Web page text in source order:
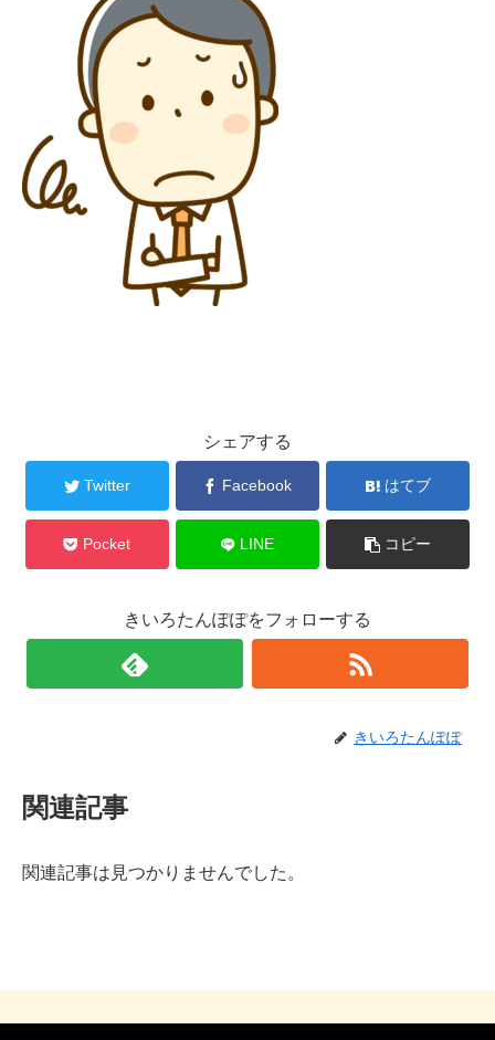
シェアする
Twitter Facebook はてブ
Pocket LINE コピー
きいろたんぽぽをフォローする
きいろたんぽぽ
関連記事
関連記事は見つかりませんでした。